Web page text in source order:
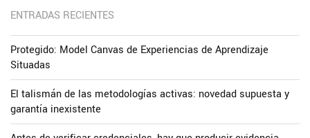
ENTRADAS RECIENTES
Protegido: Model Canvas de Experiencias de Aprendizaje
Situadas
El talismán de las metodologías activas: novedad supuesta y
garantía inexistente